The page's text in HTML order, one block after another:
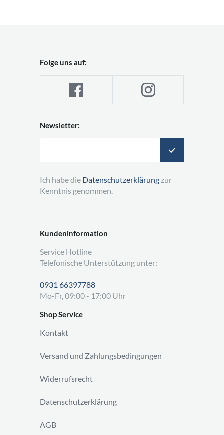
Kundeninformation
Service Hotline
Telefonische Unterstützung unter:
0931 66397788
Mo-Fr, 09:00 - 17:00 Uhr
Shop Service
Kontakt
Versand und Zahlungsbedingungen
Widerrufsrecht
Datenschutzerklärung
AGB
Folge uns auf:
Newsletter:
Ich habe die Datenschutzerklärung zur
Kenntnis genommen.